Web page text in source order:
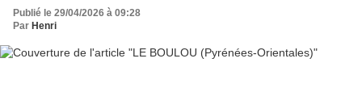
Publié le 29/04/2026 à 09:28
Par Henri